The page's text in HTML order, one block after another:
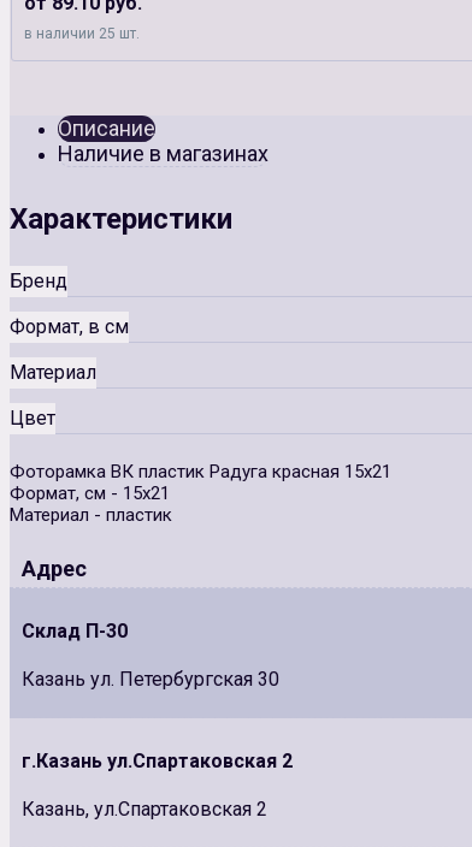
в наличии 25 шт.
Описание
Наличие в магазинах
Характеристики
Бренд
Формат, в см
Материал
Цвет
Фоторамка ВК пластик Радуга красная 15х21
Формат, см - 15х21
Материал - пластик
Адрес
Склад П-30
Казань ул. Петербургская 30
г.Казань ул.Спартаковская 2
Казань, ул.Спартаковская 2